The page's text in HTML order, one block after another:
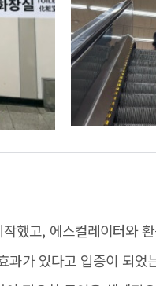
했고, 에스컬레이터와
과가 있다고 입증이 되었